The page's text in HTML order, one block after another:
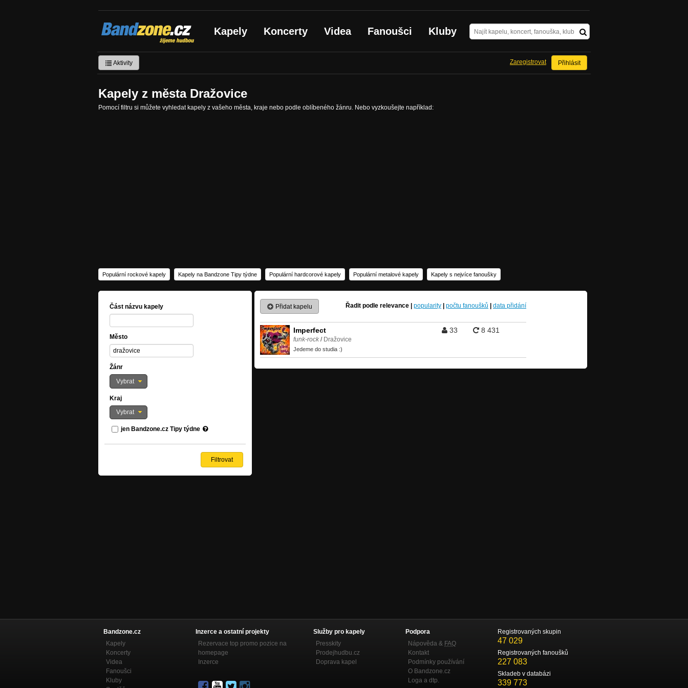
Bandzone.cz
žijeme hudbou Kapely Koncerty Videa Fanoušci Kluby
Aktivity Přihlásit
Zaregistrovat
Kapely z města Dražovice
Pomocí filtru si můžete vyhledat kapely z vašeho města, kraje nebo podle oblíbeného žánru. Nebo vyzkoušejte například:
Populární rockové kapely Kapely na Bandzone Tipy týdne Populární hardcorové kapely Populární metalové kapely Kapely s nejvíce fanoušky
Část názvu kapely
Město
Žánr
Vybrat
Kraj
Vybrat
jen Bandzone.cz Tipy týdne
Přidat kapelu Řadit podle relevance popularity počtu fanoušků data přidání
Imperfect
funk-rock / Dražovice
Jedeme do studia :)
33 8 431
Bandzone.cz
Kapely
Koncerty
Videa
Fanoušci
Kluby
Inzerce a ostatní projekty
Rezervace top promo pozice na
homepage
Inzerce
Služby pro kapely
Presskity
Prodejhudbu.cz
Doprava kapel
Podpora
Nápověda & FAQ
Kontakt
Podmínky používání
O Bandzone.cz
Loga a dtp.
Registrovaných skupin
47 029
Registrovaných fanoušků
227 083
Skladeb v databázi
339 773